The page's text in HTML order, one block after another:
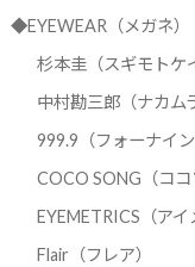
◆EYEWEAR（メガネ）
杉本圭（スギモトケ
中村勘三郎（ナカム
999.9（フォーナイン
COCO SONG（ココ
EYEMETRICS（アイ
Flair（フレア）